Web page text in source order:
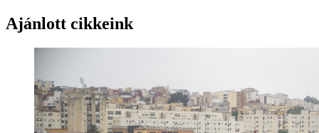
Ajánlott cikkeink